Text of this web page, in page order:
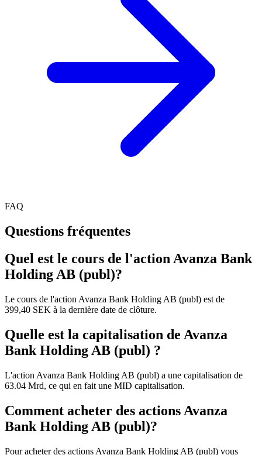
FAQ
Questions fréquentes
Quel est le cours de l'action Avanza Bank
Holding AB (publ)?
Le cours de l'action Avanza Bank Holding AB (publ) est de
399,40 SEK à la dernière date de clôture.
Quelle est la capitalisation de Avanza
Bank Holding AB (publ) ?
L'action Avanza Bank Holding AB (publ) a une capitalisation de
63.04 Mrd, ce qui en fait une MID capitalisation.
Comment acheter des actions Avanza
Bank Holding AB (publ)?
Pour acheter des actions Avanza Bank Holding AB (publ) vous